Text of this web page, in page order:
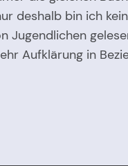
deshalb bin ich
Jugendlichen
Aufklärung in